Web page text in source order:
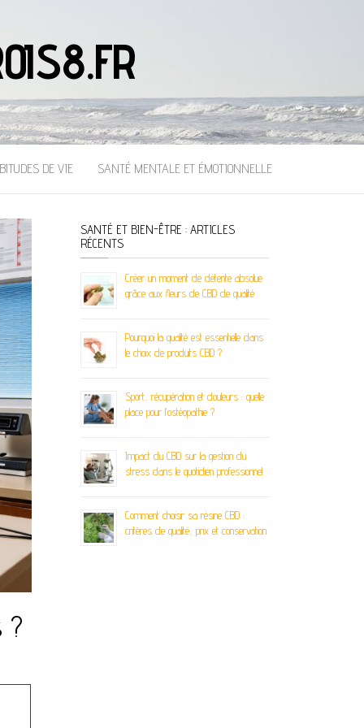
DE VIE SANTÉ MENTALE ET ÉMOTIONNELLE
?
SANTÉ ET BIEN-ÊTRE : ARTICLES
RÉCENTS
Créer un moment de détente absolue
grâce aux fleurs de CBD de qualité
Pourquoi la qualité est essentielle dans
le choix de produits CBD ?
Sport, récupération et douleurs : quelle
place pour l’ostéopathie ?
Impact du CBD sur la gestion du
stress dans le quotidien professionnel
Comment choisir sa résine CBD :
critères de qualité, prix et conservation